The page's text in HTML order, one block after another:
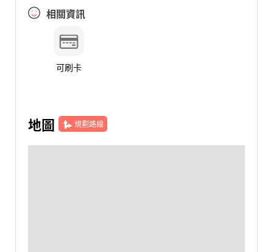
相關資訊
可刷卡
地圖 規劃路線